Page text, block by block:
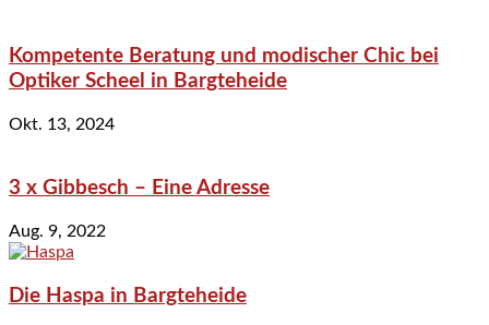
Kompetente Beratung und modischer Chic bei
Optiker Scheel in Bargteheide
Okt. 13, 2024
3 x Gibbesch – Eine Adresse
Aug. 9, 2022
Die Haspa in Bargteheide